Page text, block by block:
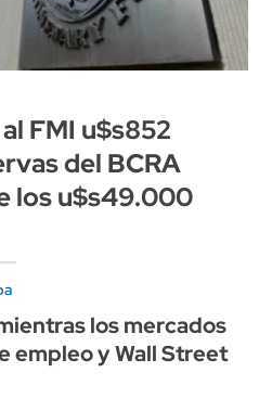
FMI u$s852
del BCRA
los u$s49.000
los mercados
empleo y Wall Street